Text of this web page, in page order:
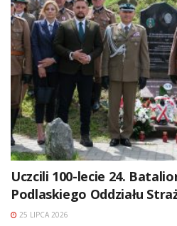
Uczcili 100-lecie 24.
Podlaskiego Oddziału
25 LIPCA 2026